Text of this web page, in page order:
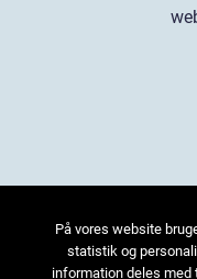
På vores website
statistik og
information deles med